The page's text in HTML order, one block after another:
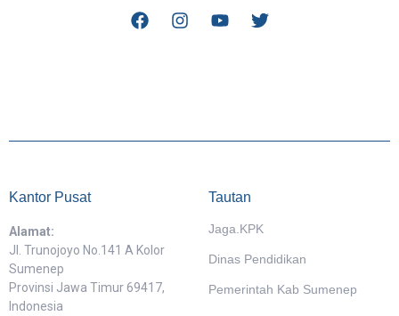
Kantor Pusat
Alamat:
Jl. Trunojoyo No.141 A Kolor
Sumenep
Provinsi Jawa Timur 69417,
Indonesia
Tautan
Jaga.KPK
Dinas Pendidikan
Pemerintah Kab Sumenep